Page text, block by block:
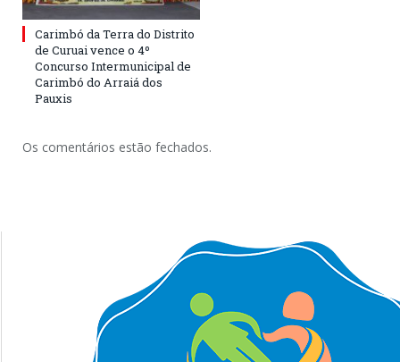
Carimbó da Terra do Distrito
de Curuai vence o 4º
Concurso Intermunicipal de
Carimbó do Arraiá dos
Pauxis
Os comentários estão fechados.